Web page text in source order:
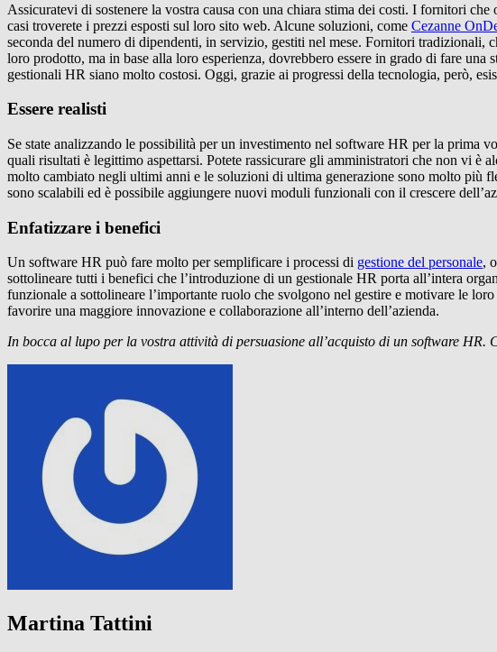
Assicuratevi di sostenere la vostra causa con una chiara stima dei costi. I fornitori
casi troverete i prezzi esposti sul loro sito web. Alcune soluzioni, come Cezanne
seconda del numero di dipendenti, in servizio, gestiti nel mese. Fornitori tradizionali,
loro prodotto, ma in base alla loro esperienza, dovrebbero essere in grado di fare
gestionali HR siano molto costosi. Oggi, grazie ai progressi della tecnologia, però,
Essere realisti
Se state analizzando le possibilità per un investimento nel software HR per la prima
quali risultati è legittimo aspettarsi. Potete rassicurare gli amministratori che non vi è
molto cambiato negli ultimi anni e le soluzioni di ultima generazione sono molto più
sono scalabili ed è possibile aggiungere nuovi moduli funzionali con il crescere
Enfatizzare i benefici
Un software HR può fare molto per semplificare i processi di gestione del personale,
sottolineare tutti i benefici che l’introduzione di un gestionale HR porta all’intera
funzionale a sottolineare l’importante ruolo che svolgono nel gestire e motivare le loro
favorire una maggiore innovazione e collaborazione all’interno dell’azienda.
In bocca al lupo per la vostra attività di persuasione all’acquisto di un software HR.
Martina Tattini